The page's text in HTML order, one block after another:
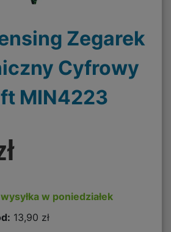
Zegarek
Cyfrowy
MIN4223
wysyłka w poniedziałek
13,90 zł